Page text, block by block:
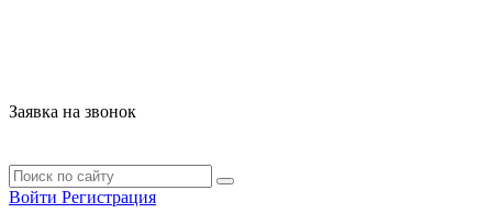
Заявка на звонок
Войти Регистрация